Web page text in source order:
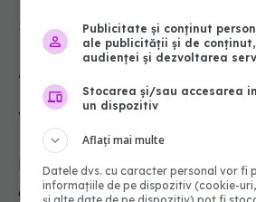
Sângerare rectală
Anemie prin deficit de fier
Vărsături neexplicate
Durere care nu se
gazelor sau a scaunului.
Publicitate și conținut
ale publicității și de
audienței și dezvoltarea
Stocarea și/sau accesarea
un dispozitiv
Aflați mai multe
Datele dvs. cu caracter personal vor fi
informațiile de pe dispozitiv (cookie-